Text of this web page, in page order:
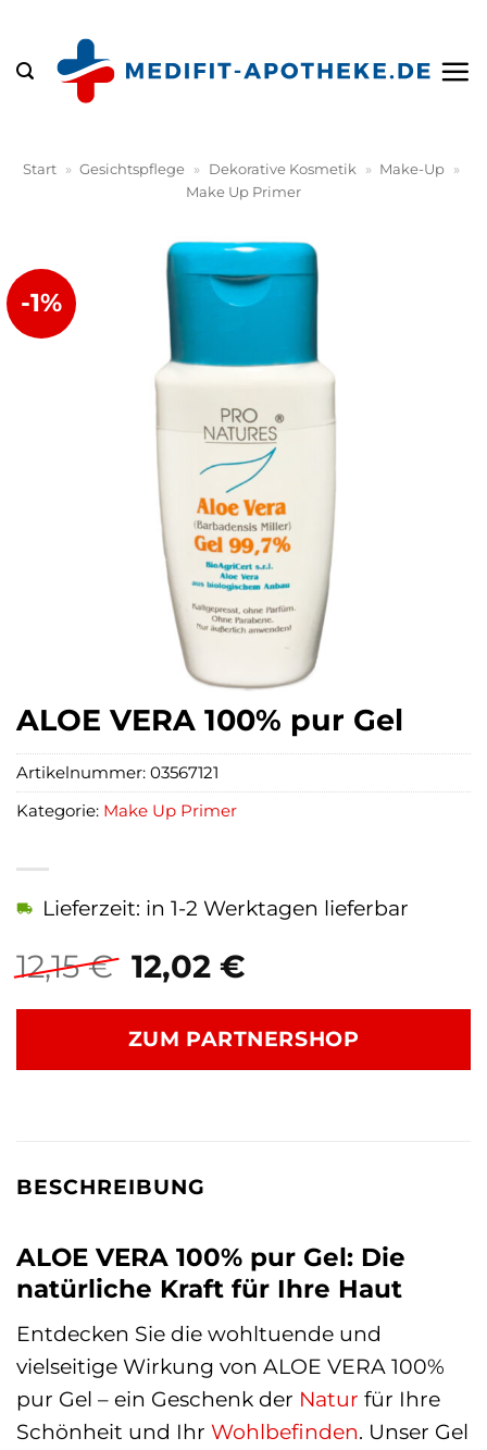
springen
Start » Gesichtspflege » Dekorative Kosmetik » Make-Up »
Make Up Primer
-1%
ALOE VERA 100% pur Gel
12,15€ Ursprünglicher
Preis
war:
12,15 €
12,02 €Aktueller
ist:
12,02 €.
Lieferzeit: in 1-2 Werktagen lieferbar
ZUM PARTNERSHOP
Artikelnummer: 03567121
Kategorie: Make Up Primer
BESCHREIBUNG
ALOE VERA 100% pur Gel: Die
natürliche Kraft für Ihre Haut
Entdecken Sie die wohltuende und
vielseitige Wirkung von ALOE VERA 100%
pur Gel – ein Geschenk der Natur für Ihre
Schönheit und Ihr Wohlbefinden. Unser Gel